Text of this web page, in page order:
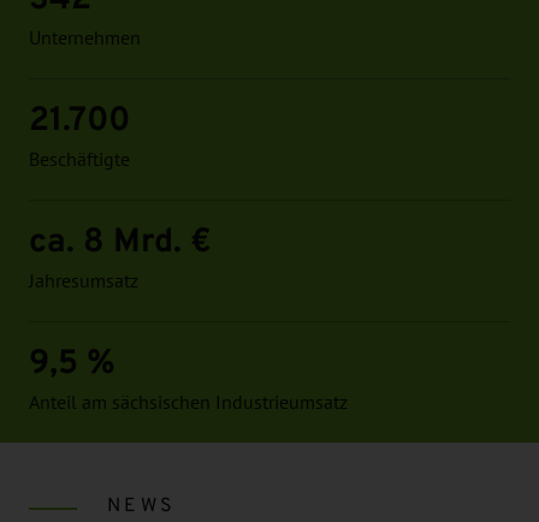
Unternehmen
21.700
Beschäftigte
ca. 8 Mrd. €
Jahresumsatz
9,5 %
Anteil am sächsischen Industrieumsatz
NEWS